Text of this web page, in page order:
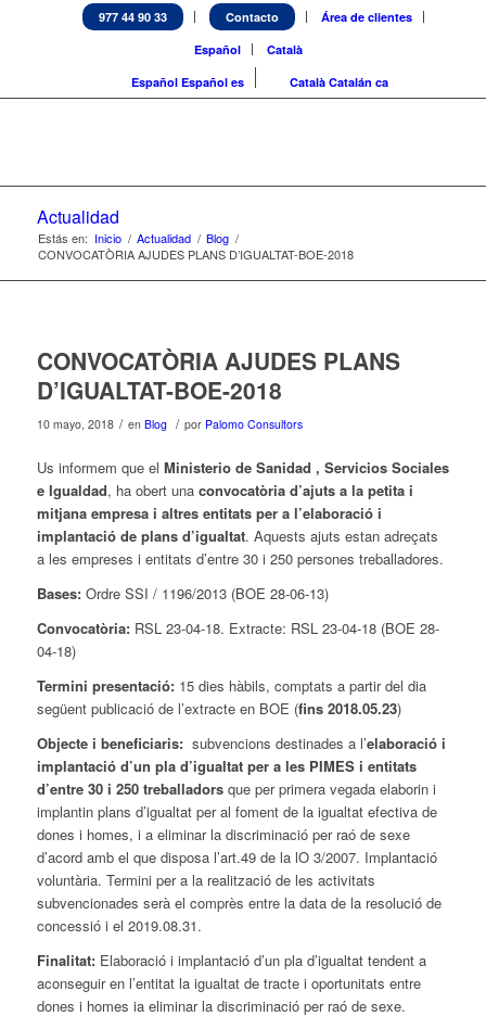
977 44 90 33 Contacto
Área de clientes
Español
Català
Español Español es Català Catalán ca
Actualidad
Estás en: Inicio / Actualidad / Blog /
CONVOCATÒRIA AJUDES PLANS D’IGUALTAT-BOE-2018
CONVOCATÒRIA AJUDES PLANS
D’IGUALTAT-BOE-2018
10 mayo, 2018 / en Blog / por Palomo Consultors
Us informem que el Ministerio de Sanidad , Servicios Sociales
e Igualdad, ha obert una convocatòria d’ajuts a la petita i
mitjana empresa i altres entitats per a l’elaboració i
implantació de plans d’igualtat. Aquests ajuts estan adreçats
a les empreses i entitats d’entre 30 i 250 persones treballadores.
Bases:Ordre SSI / 1196/2013 (BOE 28-06-13)
Convocatòria:RSL 23-04-18. Extracte: RSL 23-04-18 (BOE 28-
04-18)
Termini presentació:15 dies hàbils, comptats a partir del dia
següent publicació de l’extracte en BOE (fins 2018.05.23)
Objecte i beneficiaris: subvencions destinades a l’elaboració i
implantació d’un pla d’igualtat per a les PIMES i entitats
d’entre 30 i 250 treballadorsque per primera vegada elaborin i
implantin plans d’igualtat per al foment de la igualtat efectiva de
dones i homes, i a eliminar la discriminació per raó de sexe
d’acord amb el que disposa l’art.49 de la lO 3/2007. Implantació
voluntària. Termini per a la realització de les activitats
subvencionades serà el comprès entre la data de la resolució de
concessió i el 2019.08.31.
Finalitat:Elaboració i implantació d’un pla d’igualtat tendent a
aconseguir en l’entitat la igualtat de tracte i oportunitats entre
dones i homes ia eliminar la discriminació per raó de sexe.